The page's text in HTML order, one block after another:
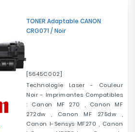
TONER Adaptable CANON
CRG071 / Noir
[5645C002]
Technologie Laser - Couleur
Noir - Imprimantes Compatibles
: Canon MF 270 , Canon MF
272dw , Canon MF 275dw ,
Canon I-Sensys MF270 , Canon